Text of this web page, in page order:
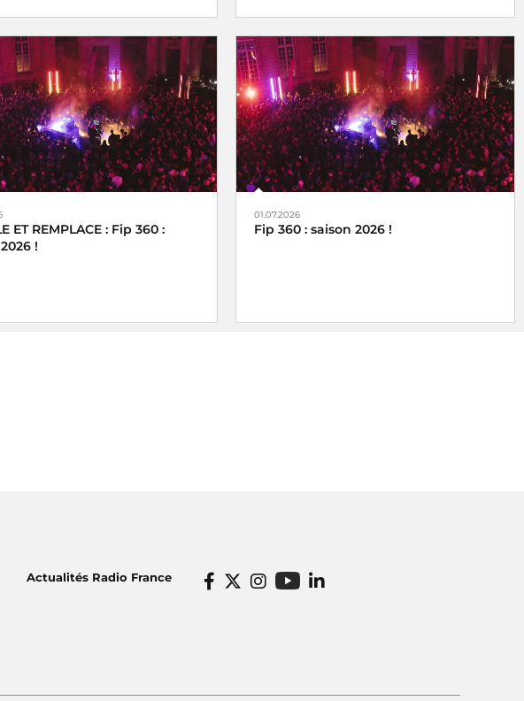
ET REMPLACE : Fip 360 :
!
01.07.2026
Fip 360 : saison 2026 !
Actualités Radio France